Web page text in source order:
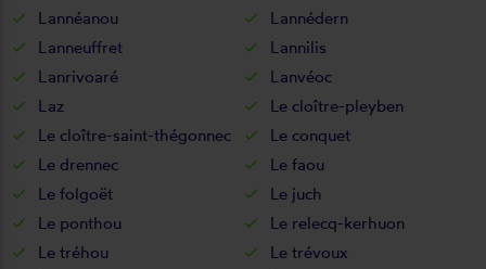
Lannéanou
Lannédern
Lanneuffret
Lannilis
Lanrivoaré
Lanvéoc
Laz
Le cloître-pleyben
Le cloître-saint-thégonnec
Le conquet
Le drennec
Le faou
Le folgoët
Le juch
Le ponthou
Le relecq-kerhuon
Le tréhou
Le trévoux